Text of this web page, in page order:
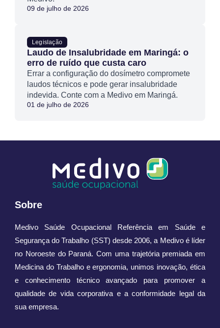
09 de julho de 2026
Legislação
Laudo de Insalubridade em Maringá: o
erro de ruído que custa caro
Errar a configuração do dosímetro compromete
laudos técnicos e pode gerar insalubridade
indevida. Conte com a Medivo em Maringá.
01 de julho de 2026
Sobre
Medivo Saúde Ocupacional Referência em Saúde e
Segurança do Trabalho (SST) desde 2006, a Medivo é líder
no Noroeste do Paraná. Com uma trajetória premiada em
Medicina do Trabalho e ergonomia, unimos inovação, ética
e conhecimento técnico avançado para promover a
qualidade de vida corporativa e a conformidade legal da
sua empresa.